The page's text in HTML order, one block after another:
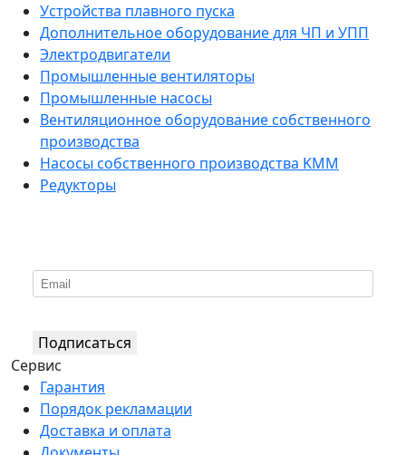
Устройства плавного пуска
Дополнительное оборудование для ЧП и УПП
Электродвигатели
Промышленные вентиляторы
Промышленные насосы
Вентиляционное оборудование собственного
производства
Насосы собственного производства KMM
Редукторы
Подписаться
Сервис
Гарантия
Порядок рекламации
Доставка и оплата